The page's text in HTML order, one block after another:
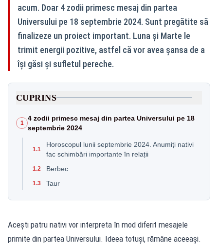
acum. Doar 4 zodii primesc mesaj din partea
Universului pe 18 septembrie 2024. Sunt pregătite să
finalizeze un proiect important. Luna și Marte le
trimit energii pozitive, astfel că vor avea șansa de a
își găsi și sufletul pereche.
CUPRINS
1
4 zodii primesc mesaj din partea Universului pe 18
septembrie 2024
1.1
Horoscopul lunii septembrie 2024. Anumiți nativi
fac schimbări importante în relații
1.2 Berbec
1.3 Taur
Acești patru nativi vor interpreta în mod diferit mesajele
primite din partea Universului. Ideea totuși, rămâne aceeași.